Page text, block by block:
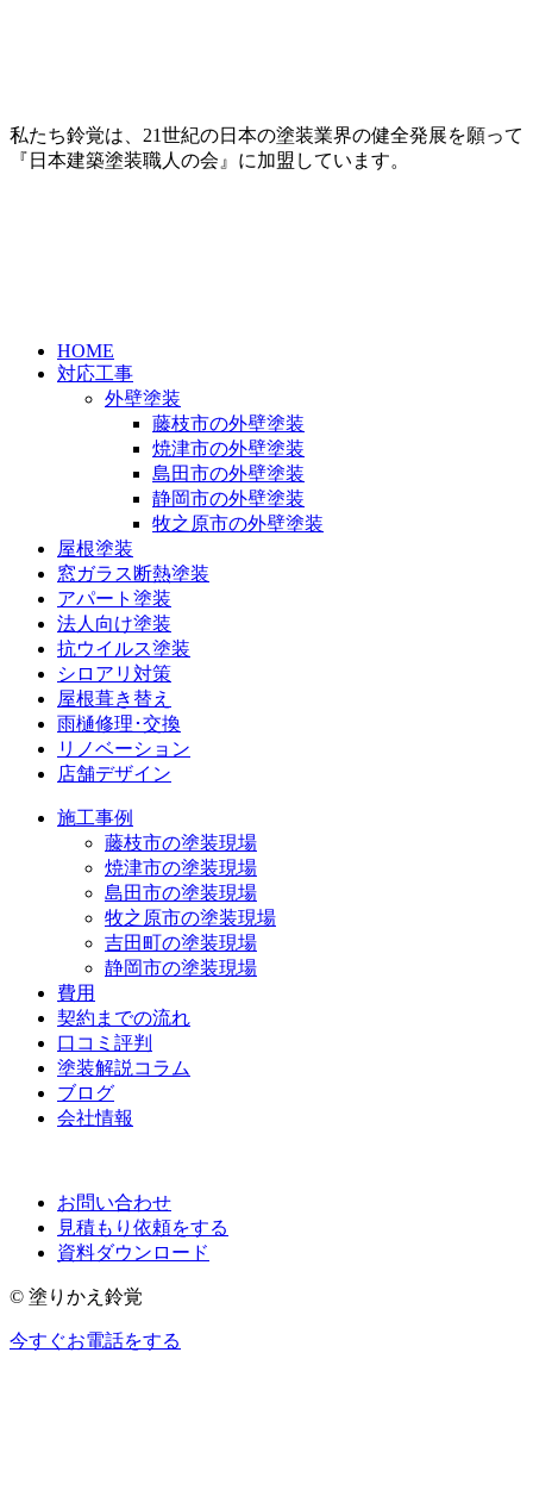
私たち鈴覚は、21世紀の日本の塗装業界の健全発展を願って
『日本建築塗装職人の会』に加盟しています。
HOME
対応工事
外壁塗装
藤枝市の外壁塗装
焼津市の外壁塗装
島田市の外壁塗装
静岡市の外壁塗装
牧之原市の外壁塗装
屋根塗装
窓ガラス断熱塗装
アパート塗装
法人向け塗装
抗ウイルス塗装
シロアリ対策
屋根葺き替え
雨樋修理･交換
リノベーション
店舗デザイン
施工事例
藤枝市の塗装現場
焼津市の塗装現場
島田市の塗装現場
牧之原市の塗装現場
吉田町の塗装現場
静岡市の塗装現場
費用
契約までの流れ
口コミ評判
塗装解説コラム
ブログ
会社情報
お問い合わせ
見積もり依頼をする
資料ダウンロード
© 塗りかえ鈴覚
今すぐお電話をする